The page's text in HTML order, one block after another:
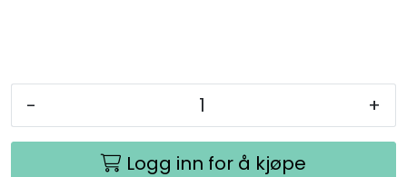
- +
Logg inn for å kjøpe